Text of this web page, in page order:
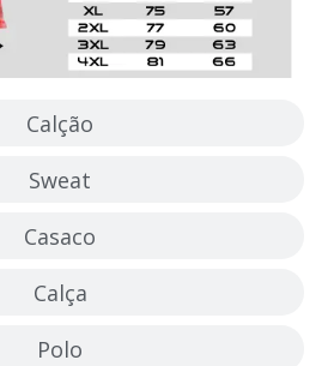
Calção
Sweat
Casaco
Calça
Polo